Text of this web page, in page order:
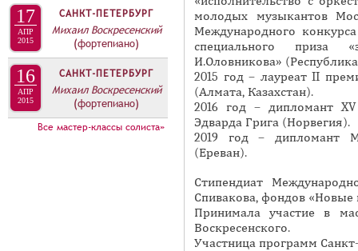
П
О
Н
И
к
)
молодых музыкантов
Международного
специального приза
И.Оловникова»
2015 год – лауреат II
(Алмата, Казахстан).
2016 год – дипломант
Эдварда Грига (Норвегия).
2019 год – дипломант
(Ереван).
Стипендиат
Спивакова, фондов
Принимала участие в
Воскресенского.
Участница программ
17
АПР
2015
САНКТ-ПЕТЕРБУРГ
Михаил Воскресенский
(фортепиано)
16
АПР
2015
САНКТ-ПЕТЕРБУРГ
Михаил Воскресенский
(фортепиано)
Все мастер-классы солиста»